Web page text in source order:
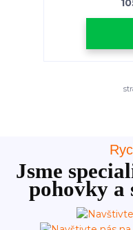
Jsme
pohovky a